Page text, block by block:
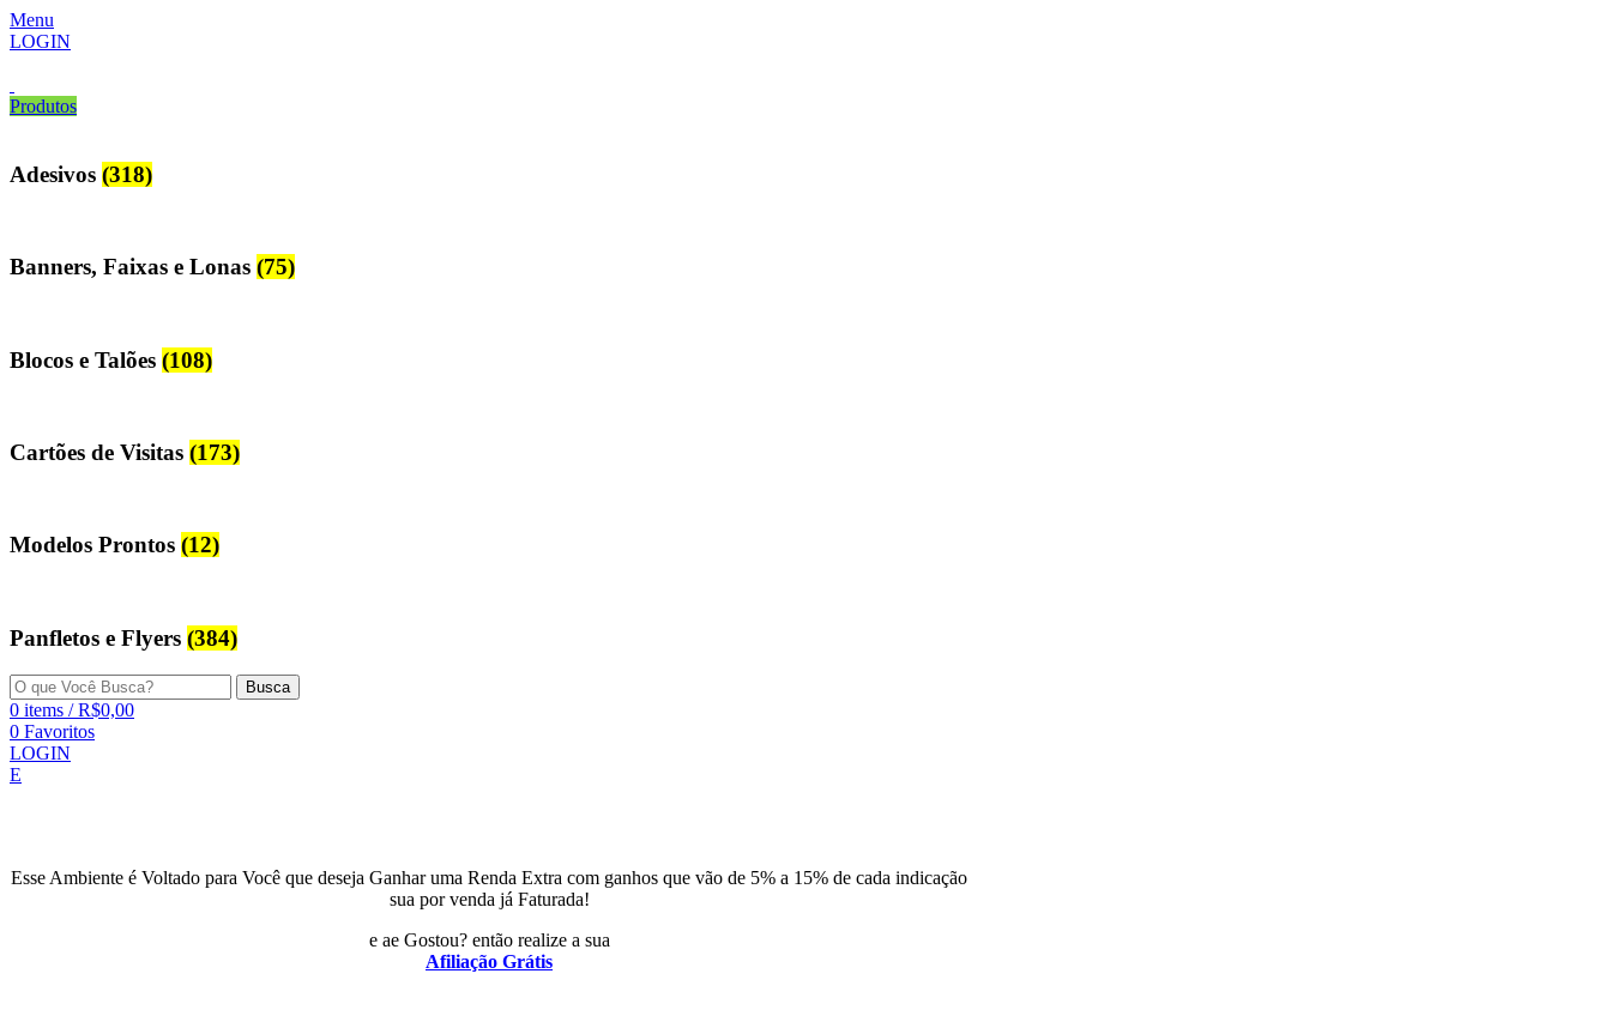
Menu
LOGIN
Produtos
Adesivos (318)
Banners, Faixas e Lonas (75)
Blocos e Talões (108)
Cartões de Visitas (173)
Modelos Prontos (12)
Panfletos e Flyers (384)
Busca
0 items / R$0,00
0 Favoritos
LOGIN
E
Esse Ambiente é Voltado para Você que deseja Ganhar uma Renda Extra com ganhos que vão de 5% a 15% de cada indicação
sua por venda já Faturada!
e ae Gostou? então realize a sua
Afiliação Grátis